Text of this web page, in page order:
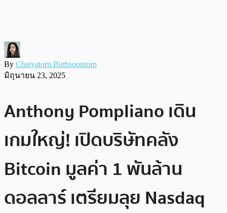
By Chaiyatorn Buthsoontorn
มิถุนายน 23, 2025
Anthony Pompliano เดิน
เกมใหญ่! เปิดบริษัทคลัง
Bitcoin มูลค่า 1 พันล้าน
ดอลลาร์ เตรียมลุย Nasdaq